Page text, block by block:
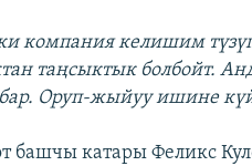
компания келишим
таңсыктык болбойт.
бар. Оруп-жыйуу ишине
башчы катары Феликс